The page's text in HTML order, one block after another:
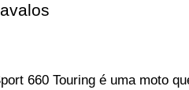
660 Touring é uma moto